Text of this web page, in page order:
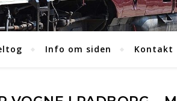
Info om siden Kontakt